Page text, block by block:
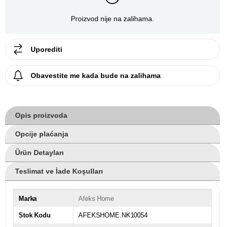
Proizvod nije na zalihama.
Uporediti
Obavestite me kada bude na zalihama
Opis proizvoda
Opcije plaćanja
Ürün Detayları
Teslimat ve İade Koşulları
Marka Afeks Home
Stok Kodu AFEKSHOME.NK10054